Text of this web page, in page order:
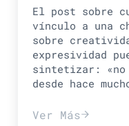
El post sobre
vínculo a una
sobre
expresividad
sintetizar: «no
desde hace
Ver Máscultura